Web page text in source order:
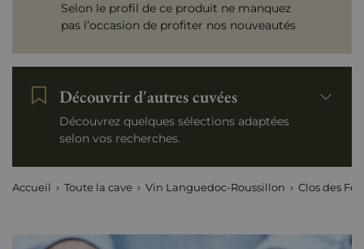
Selon le profil de ce produit ne manquez
pas l’occasion de profiter nos nouveautés
Découvrir d'autres cuvées
Découvrez quelques sélections adaptées
selon vos recherches.
Accueil Toute la cave Vin Languedoc-Roussillon Clos des